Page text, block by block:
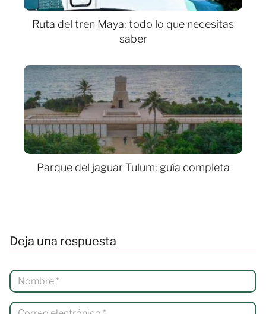
Ruta del tren Maya: todo lo que necesitas
saber
Parque del jaguar Tulum: guía completa
Deja una respuesta